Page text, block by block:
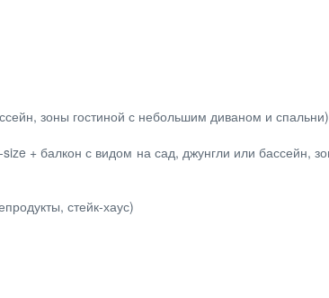
зоны гостиной с небольшим диваном и
+ балкон с видом на сад, джунгли или бассейн,
стейк-хаус)